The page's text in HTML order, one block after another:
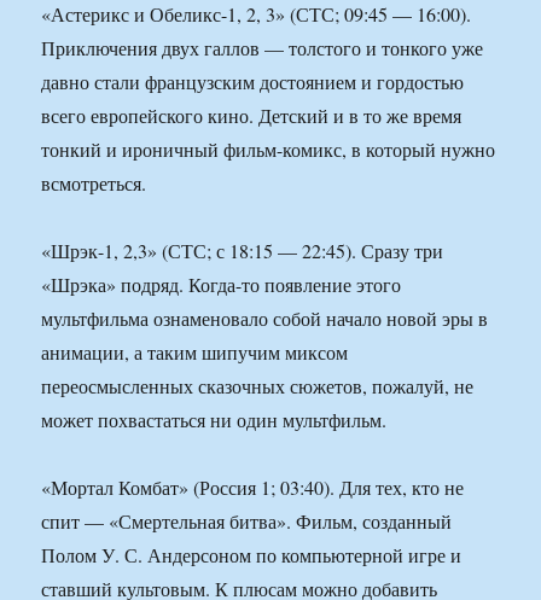
«Астерикс и Обеликс-1, 2, 3» (СТС; 09:45 — 16:00).
Приключения двух галлов — толстого и тонкого уже
давно стали французским достоянием и гордостью
всего европейского кино. Детский и в то же время
тонкий и ироничный фильм-комикс, в который нужно
всмотреться.
«Шрэк-1, 2,3» (СТС; с 18:15 — 22:45). Сразу три
«Шрэка» подряд. Когда-то появление этого
мультфильма ознаменовало собой начало новой эры в
анимации, а таким шипучим миксом
переосмысленных сказочных сюжетов, пожалуй, не
может похвастаться ни один мультфильм.
«Мортал Комбат» (Россия 1; 03:40). Для тех, кто не
спит — «Смертельная битва». Фильм, созданный
Полом У. С. Андерсоном по компьютерной игре и
ставший культовым. К плюсам можно добавить